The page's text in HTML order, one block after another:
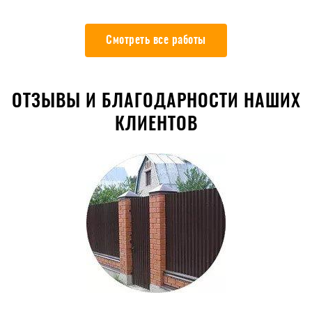
Смотреть все работы
ОТЗЫВЫ И БЛАГОДАРНОСТИ НАШИХ
КЛИЕНТОВ